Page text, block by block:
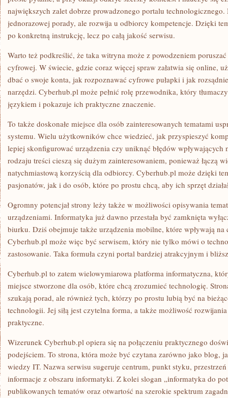
największych zalet dobrze prowadzonego portalu
jednorazowej porady, ale rozwija u odbiorcy kompetencje. Dzięki
po konkretną instrukcję, lecz po całą jakość serwisu.
Warto też podkreślić, że taka witryna może z powodzeniem
cyfrowej. W świecie, gdzie coraz więcej spraw załatwia się online,
dbać o swoje konta, jak rozpoznawać cyfrowe pułapki i jak
narzędzi. Cyberhub.pl może pełnić rolę przewodnika, który
językiem i pokazuje ich praktyczne znaczenie.
To także doskonałe miejsce dla osób zainteresowanych tematami
systemu. Wielu użytkowników chce wiedzieć, jak przyspieszyć
lepiej skonfigurować urządzenia czy uniknąć błędów wpływających
rodzaju treści cieszą się dużym zainteresowaniem, ponieważ łączą
natychmiastową korzyścią dla odbiorcy. Cyberhub.pl może dzięki
pasjonatów, jak i do osób, które po prostu chcą, aby ich sprzęt
Ogromny potencjał strony leży także w możliwości opisywania
urządzeniami. Informatyka już dawno przestała być zamknięta
biurku. Dziś obejmuje także urządzenia mobilne, które wpływają
Cyberhub.pl może więc być serwisem, który nie tylko mówi o
zastosowanie. Taka formuła czyni portal bardziej atrakcyjnym i
Cyberhub.pl to zatem wielowymiarowa platforma informatyczna,
miejsce stworzone dla osób, które chcą zrozumieć technologię.
szukają porad, ale również tych, którzy po prostu lubią być na
technologii. Jej siłą jest czytelna forma, a także możliwość
praktyczne.
Wizerunek Cyberhub.pl opiera się na połączeniu praktycznego
podejściem. To strona, która może być czytana zarówno jako blog,
wiedzy IT. Nazwa serwisu sugeruje centrum, punkt styku,
informacje z obszaru informatyki. Z kolei slogan „informatyka do
publikowanych tematów oraz otwartość na szerokie spektrum